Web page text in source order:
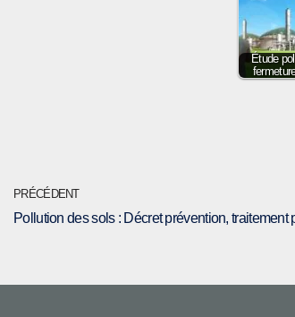
Étude
PRÉCÉDENT
Pollution des sols : Décret prévention,